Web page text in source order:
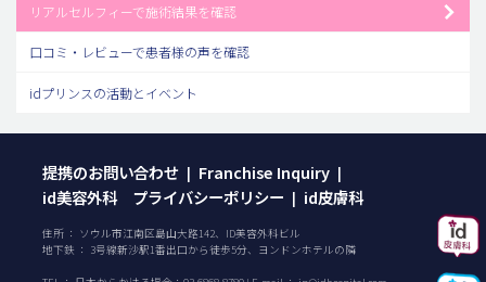
リアルセルフィーで施術結果を確認
口コミ・レビューで患者様の声を確認
idプリンスの活動とイベント
提携のお問い合わせ | Franchise Inquiry |
id美容外科 プライバシーポリシー | id皮膚科
住所 ： ソウル市江南区島山大路142、ID美容外科ビル
地下鉄 ： 3号線新沙駅1番出口から徒歩5分、ヨンドンホテルの隣